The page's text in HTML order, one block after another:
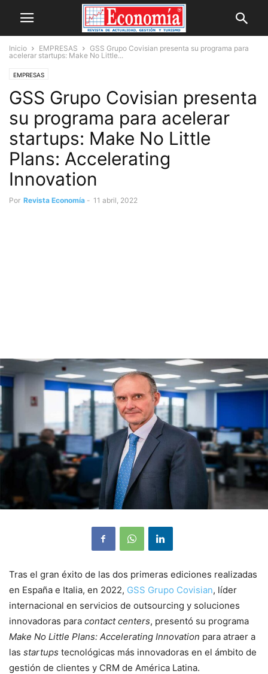
Inicio EMPRESAS
GSS Grupo Covisian presenta su programa para
acelerar startups: Make No Little...
EMPRESAS
GSS Grupo Covisian presenta
su programa para acelerar
startups: Make No Little
Plans: Accelerating
Innovation
Por Revista Economía - 11 abril, 2022
Tras el gran éxito de las dos primeras ediciones realizadas
en España e Italia, en 2022, GSS Grupo Covisian, líder
internacional en servicios de outsourcing y soluciones
innovadoras para contact centers, presentó su programa
Make No Little Plans: Accelerating Innovation para atraer a
las startups tecnológicas más innovadoras en el ámbito de
gestión de clientes y CRM de América Latina.